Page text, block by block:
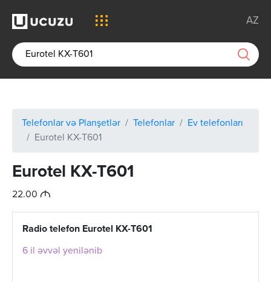
AZ
Telefonlar və Planşetlər Telefonlar
Ev telefonları
Eurotel KX-T601
Eurotel KX-T601
22.00 M
Radio telefon Eurotel KX-T601
6 il əvvəl yenilənib